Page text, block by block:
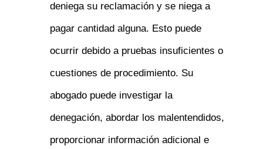
deniega su reclamación y se niega a
pagar cantidad alguna. Esto puede
ocurrir debido a pruebas insuficientes o
cuestiones de procedimiento. Su
abogado puede investigar la
denegación, abordar los malentendidos,
proporcionar información adicional e